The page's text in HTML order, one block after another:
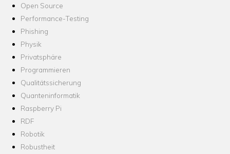
Open Source
Performance-Testing
Phishing
Physik
Privatsphäre
Programmieren
Qualitätssicherung
Quanteninformatik
Raspberry Pi
RDF
Robotik
Robustheit